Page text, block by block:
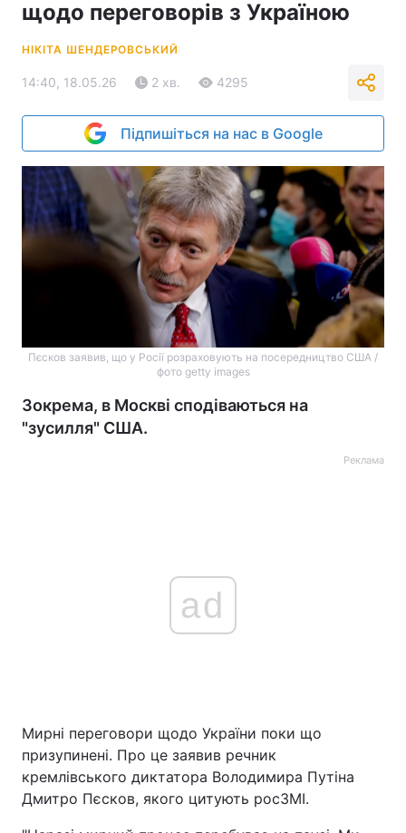
щодо переговорів з Україною
НІКІТА ШЕНДЕРОВСЬКИЙ
14:40, 18.05.26 2 хв. 4295
Підпишіться на нас в Google
Пєсков заявив, що у Росії розраховують на посередництво США /
фото getty images
Зокрема, в Москві сподіваються на
"зусилля" США.
Реклама
ad
Мирні переговори щодо України поки що
призупинені. Про це заявив речник
кремлівського диктатора Володимира Путіна
Дмитро Пєсков, якого цитують росЗМІ.